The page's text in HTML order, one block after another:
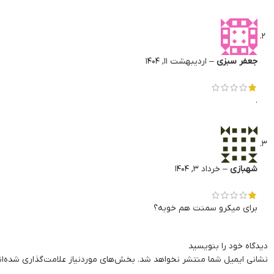
جعفر سبزی – اردیبهشت 11, 1404
.
شهبازی – خرداد 3, 1404
برای میکرو سمنت هم خوبه؟
دیدگاه خود را بنویسید
نشانی ایمیل شما منتشر نخواهد شد. بخش‌های موردنیاز علامت‌گذاری